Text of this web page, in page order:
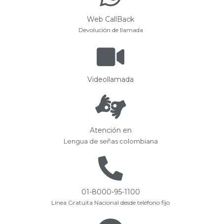
Web CallBack
Devolución de llamada
Videollamada
Atención en
Lengua de señas colombiana
01-8000-95-1100
Línea Gratuita Nacional desde teléfono fijo